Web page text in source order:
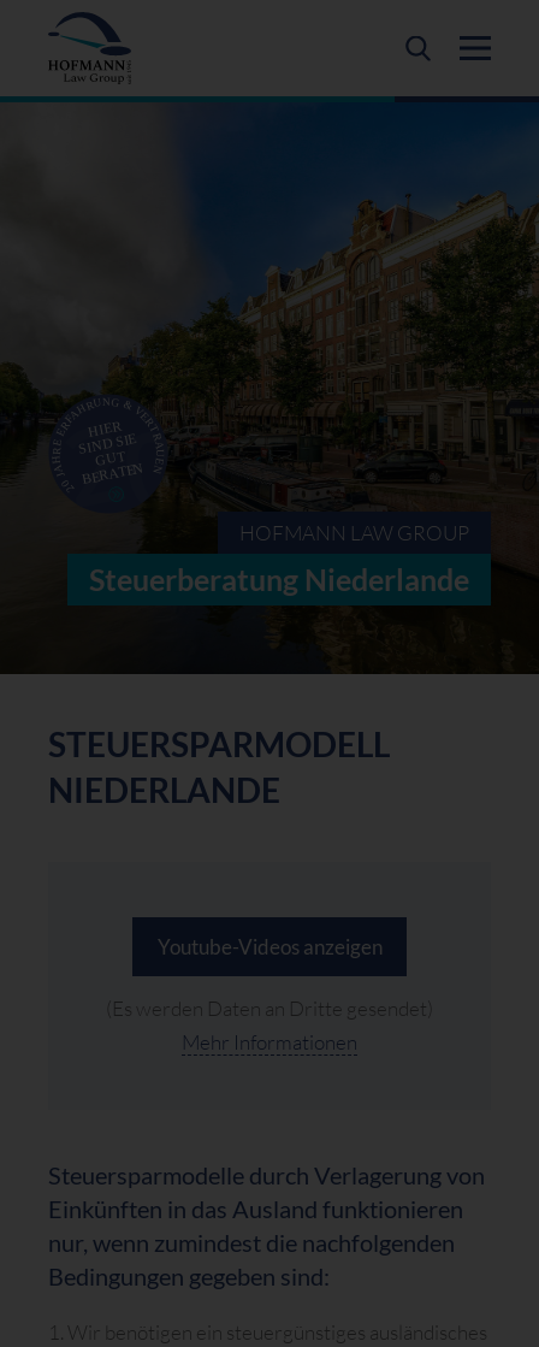
HOFMANN LAW GROUP
Steuerberatung Niederlande
STEUERSPARMODELL
NIEDERLANDE
Youtube-Videos anzeigen
(Es werden Daten an Dritte gesendet)
Mehr Informationen
Steuersparmodelle durch Verlagerung von
Einkünften in das Ausland funktionieren
nur, wenn zumindest die nachfolgenden
Bedingungen gegeben sind:
1. Wir benötigen ein steuergünstiges ausländisches